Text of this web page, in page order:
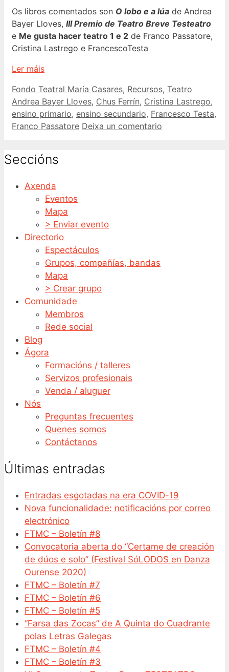
Os libros comentados son O lobo e a lúa de Andrea
Bayer Lloves, III Premio de Teatro Breve Testeatro
e Me gusta hacer teatro 1 e 2 de Franco Passatore,
Cristina Lastrego e FrancescoTesta
Ler máis
Categorías
Fondo Teatral María Casares, Recursos, Teatro
Andrea Bayer Lloves, Chus Ferrín, Cristina Lastrego,
ensino primario, ensino secundario, Francesco Testa,
Franco Passatore Deixa un comentario
Seccións
Axenda
Eventos
Mapa
> Enviar evento
Directorio
Espectáculos
Grupos, compañías, bandas
Mapa
> Crear grupo
Comunidade
Membros
Rede social
Blog
Ágora
Formacións / talleres
Servizos profesionais
Venda / aluguer
Nós
Preguntas frecuentes
Quenes somos
Contáctanos
Últimas entradas
Entradas esgotadas na era COVID-19
Nova funcionalidade: notificacións por correo
electrónico
FTMC – Boletín #8
Convocatoria aberta do “Certame de creación
de dúos e solo” (Festival SóLODOS en Danza
Ourense 2020)
FTMC – Boletín #7
FTMC – Boletín #6
FTMC – Boletín #5
“Farsa das Zocas” de A Quinta do Cuadrante
polas Letras Galegas
FTMC – Boletín #4
FTMC – Boletín #3